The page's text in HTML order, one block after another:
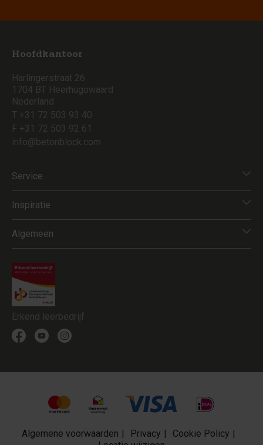
Hoofdkantoor
Harlingerstraat 26
1704 BT Heerhugowaard
Nederland
T +31 72 503 93 40
F +31 72 503 92 61
info@betonblock.com
Service
Inspiratie
Algemeen
Erkend leerbedrijf
Algemene voorwaarden Privacy
Cookie Policy